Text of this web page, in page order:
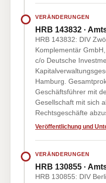
VERÄNDERUNGEN
HRB 143832 ·
HRB 143832: DIV
Komplementär
c/o Deutsche
Hamburg.
Geschäftsführer mit
Gesellschaft mit sich
Rechtsgeschäfte
Veröffentlichung und
VERÄNDERUNGEN
HRB 130855 ·
HRB 130855: DIV